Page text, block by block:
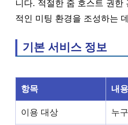
니다. 적절한 줌 호스트 권한
적인 미팅 환경을 조성하는
기본 서비스 정보
항목 내용
이용 대상 누